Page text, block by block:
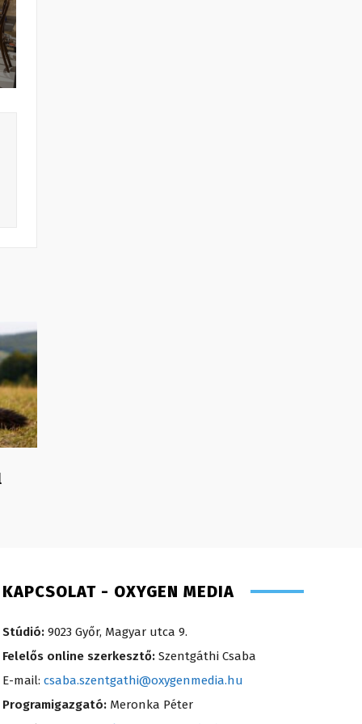
KAPCSOLAT - OXYGEN MEDIA
Stúdió: 9023 Győr, Magyar utca 9.
Felelős online szerkesztő: Szentgáthi Csaba
E-mail: csaba.szentgathi@oxygenmedia.hu
Programigazgató: Meronka Péter